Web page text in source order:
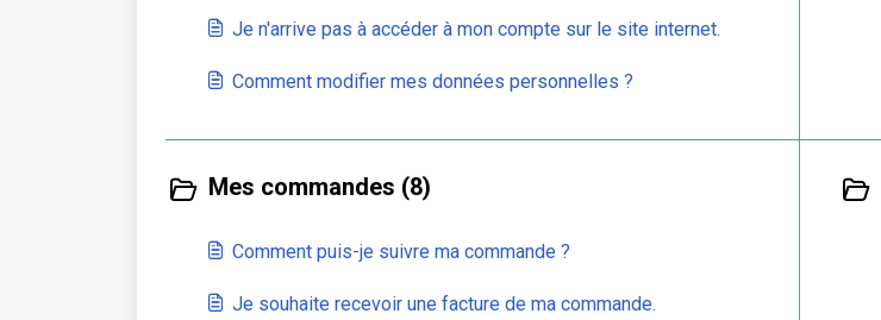
Je n'arrive pas à accéder à mon compte sur le site internet.
Comment modifier mes données personnelles ?
Mes commandes (8)
Comment puis-je suivre ma commande ?
Je souhaite recevoir une facture de ma commande.